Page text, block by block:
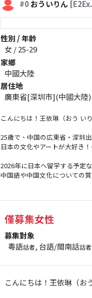
#0おういりん
性別 / 年齡
女 / 25-29
家鄉
中國大陸
居住地
廣東省[深圳市](中國大陸)
こんにちは！王依琳（おう い
25歳で、中国の広東省・深圳
日本の文化やアートが大好き
2026年に日本へ留学する予定
中国語や中国文化についての
僅募集女性
募集對象
粵語話者, 台語/閩南話話者
こんにちは！王依琳（お